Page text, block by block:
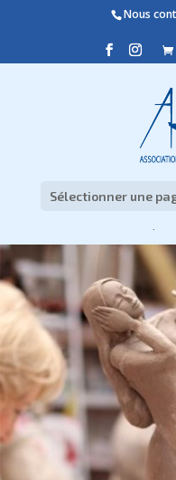
Nous
Sélectionner une